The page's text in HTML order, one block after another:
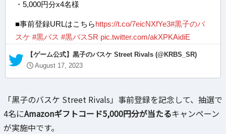
・5,000円分x4名様
■事前登録URLはこちらhttps://t.co/7eicNXfYe3#黒子のバ
スケ #黒バス #黒バスSR pic.twitter.com/akXPKAidiE
— 【ゲーム公式】黒子のバスケ Street Rivals (@KRBS_SR)
August 17, 2023
「黒子のバスケ Street Rivals」事前登録を記念して、抽選で
4名にAmazonギフトコード5,000円分が当たるキャンペーン
が実施中です。